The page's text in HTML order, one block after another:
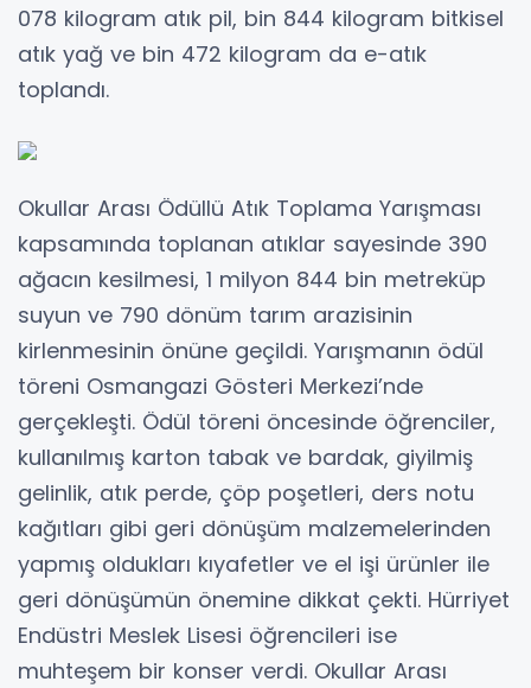
078 kilogram atık pil, bin 844 kilogram bitkisel
atık yağ ve bin 472 kilogram da e-atık
toplandı.
Okullar Arası Ödüllü Atık Toplama Yarışması
kapsamında toplanan atıklar sayesinde 390
ağacın kesilmesi, 1 milyon 844 bin metreküp
suyun ve 790 dönüm tarım arazisinin
kirlenmesinin önüne geçildi. Yarışmanın ödül
töreni Osmangazi Gösteri Merkezi’nde
gerçekleşti. Ödül töreni öncesinde öğrenciler,
kullanılmış karton tabak ve bardak, giyilmiş
gelinlik, atık perde, çöp poşetleri, ders notu
kağıtları gibi geri dönüşüm malzemelerinden
yapmış oldukları kıyafetler ve el işi ürünler ile
geri dönüşümün önemine dikkat çekti. Hürriyet
Endüstri Meslek Lisesi öğrencileri ise
muhteşem bir konser verdi. Okullar Arası